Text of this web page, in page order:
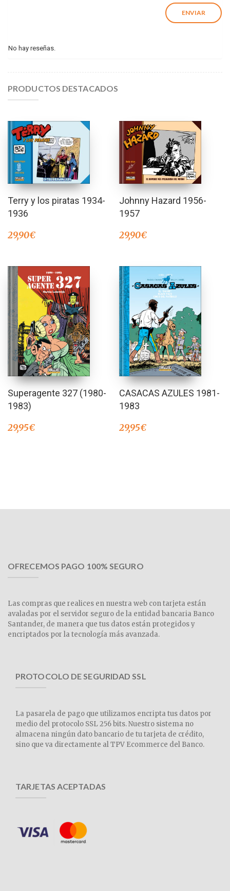
No hay reseñas.
PRODUCTOS DESTACADOS
Terry y los piratas 1934-
1936
29,90€
Johnny Hazard 1956-
1957
29,90€
Superagente 327 (1980-
1983)
29,95€
CASACAS AZULES 1981-
1983
29,95€
OFRECEMOS PAGO 100% SEGURO
Las compras que realices en nuestra web con tarjeta están
avaladas por el servidor seguro de la entidad bancaria Banco
Santander, de manera que tus datos están protegidos y
encriptados por la tecnología más avanzada.
PROTOCOLO DE SEGURIDAD SSL
La pasarela de pago que utilizamos encripta tus datos por
medio del protocolo SSL 256 bits. Nuestro sistema no
almacena ningún dato bancario de tu tarjeta de crédito,
sino que va directamente al TPV Ecommerce del Banco.
TARJETAS ACEPTADAS